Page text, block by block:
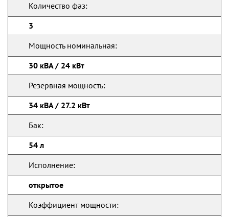
Количество фаз:
3
Мощность номинальная:
30 кВА / 24 кВт
Резервная мощность:
34 кВА / 27.2 кВт
Бак:
54 л
Исполнение:
открытое
Коэффициент мощности: